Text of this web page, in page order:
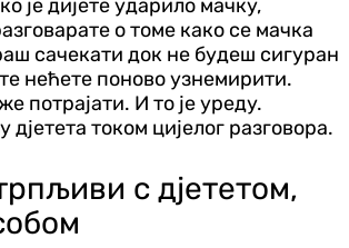
је дијете ударило мачку,
о томе како се мачка
сачекати док не будеш сигуран
нећете поново узнемирити.
потрајати. И то је уреду.
д‌јетета током цијелог разговора.
с д‌јететом,